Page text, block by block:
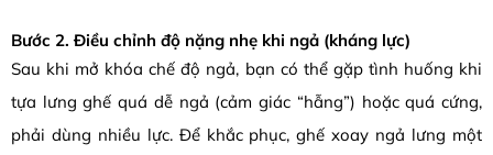
Bước 2. Điều chỉnh độ nặng nhẹ khi ngả (kháng lực)
Sau khi mở khóa chế độ ngả, bạn có thể gặp tình huống khi
tựa lưng ghế quá dễ ngả (cảm giác “hẫng”) hoặc quá cứng,
phải dùng nhiều lực. Để khắc phục, ghế xoay ngả lưng một